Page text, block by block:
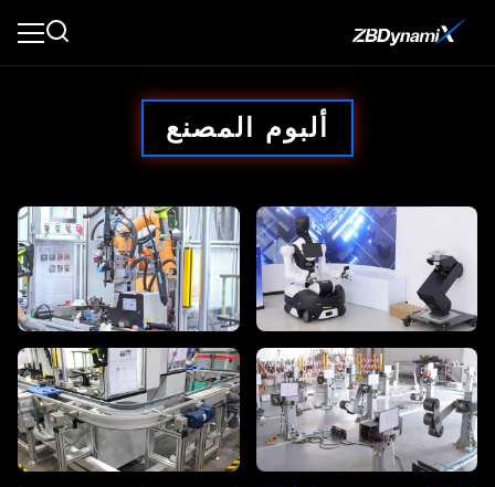
ألبوم المصنع